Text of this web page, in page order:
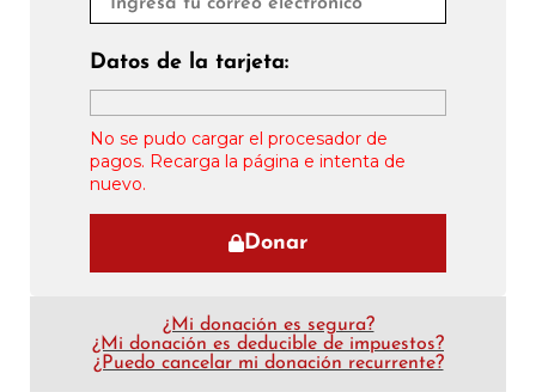
Datos de la tarjeta:
No se pudo cargar el procesador de
pagos. Recarga la página e intenta de
nuevo.
Donar
¿Mi donación es segura?
¿Mi donación es deducible de impuestos?
¿Puedo cancelar mi donación recurrente?